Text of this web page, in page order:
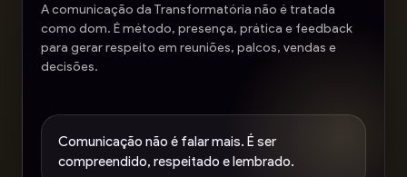
A comunicação da Transformatória não é tratada
como dom. É método, presença, prática e feedback
para gerar respeito em reuniões, palcos, vendas e
decisões.
Comunicação não é falar mais. É ser
compreendido, respeitado e lembrado.